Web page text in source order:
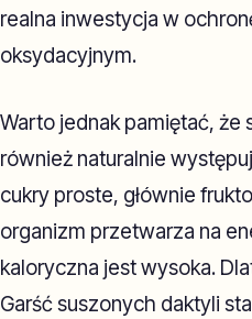
realna inwestycja w
oksydacyjnym.
Warto jednak pamiętać, że
również naturalnie
cukry proste, głównie
organizm przetwarza na
kaloryczna jest wysoka.
Garść suszonych daktyli